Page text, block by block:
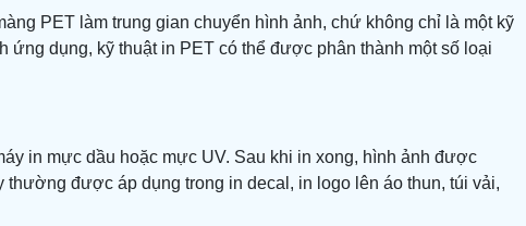
PET làm trung gian chuyển hình ảnh, chứ không chỉ là một kỹ
ứng dụng, kỹ thuật in PET có thể được phân thành một số loại
in mực dầu hoặc mực UV. Sau khi in xong, hình ảnh được
được áp dụng trong in decal, in logo lên áo thun, túi vải,